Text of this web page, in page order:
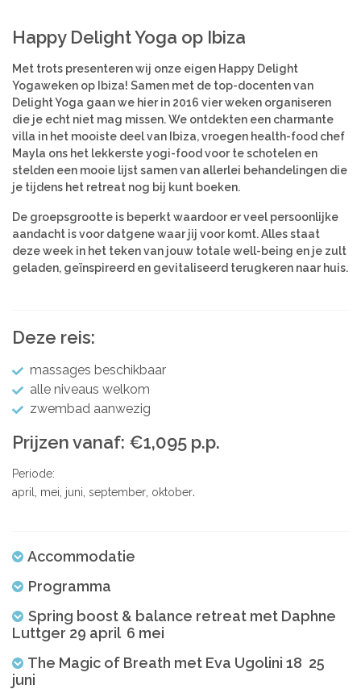
Workshops
Alle retreats
India
Nepal
Sri Lanka
Thailand
Afrika
Kenia
Tanzania
Amerika
Happy Delight Yoga op Ibiza
Met trots presenteren wij onze eigen Happy Delight
Yogaweken op Ibiza! Samen met de top-docenten van
Delight Yoga gaan we hier in 2016 vier weken organiseren
die je echt niet mag missen. We ontdekten een charmante
villa in het mooiste deel van Ibiza, vroegen health-food chef
Mayla ons het lekkerste yogi-food voor te schotelen en
stelden een mooie lijst samen van allerlei behandelingen die
je tijdens het retreat nog bij kunt boeken.
De groepsgrootte is beperkt waardoor er veel persoonlijke
aandacht is voor datgene waar jij voor komt. Alles staat
deze week in het teken van jouw totale well-being en je zult
geladen, geïnspireerd en gevitaliseerd terugkeren naar huis.
Deze reis:
massages beschikbaar
alle niveaus welkom
zwembad aanwezig
Prijzen vanaf: €1,095 p.p.
Periode:
april
mei juni september oktober
Accommodatie
Programma
Spring boost & balance retreat met Daphne
Luttger 29 april  6 mei
The Magic of Breath met Eva Ugolini 18  25
juni